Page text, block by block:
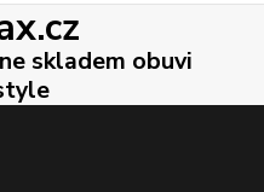
skladem obuvi